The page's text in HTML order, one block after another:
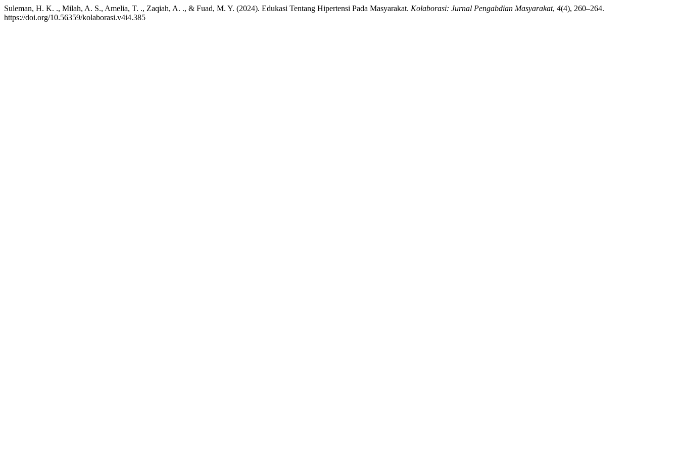
Suleman, H. K. ., Milah, A. S., Amelia, T. ., Zaqiah, A. ., & Fuad, M. Y. (2024). Edukasi Tentang Hipertensi Pada Masyarakat. Kolaborasi: Jurnal Pengabdian Masyarakat, 4(4), 260–264.
https://doi.org/10.56359/kolaborasi.v4i4.385